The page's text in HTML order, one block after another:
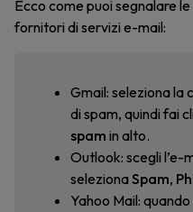
Ecco come puoi segnalare
fornitori di servizi e-mail:
Gmail: seleziona la
di spam, quindi fai
spam in alto.
Outlook: scegli l’e-
selezionaSpam,
Yahoo Mail: